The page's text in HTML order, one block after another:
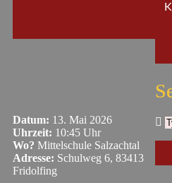
Datum: 13. Mai 2026
Uhrzeit: 10:45 Uhr
Wo? Mittelschule Salzachtal
Adresse: Schulweg 6, 83413
Fridolfing